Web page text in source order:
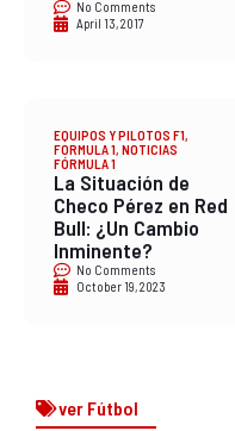
No Comments
April 13, 2017
EQUIPOS Y PILOTOS F1,
FORMULA 1, NOTICIAS
FÓRMULA 1
La Situación de
Checo Pérez en Red
Bull: ¿Un Cambio
Inminente?
No Comments
October 19, 2023
ver Fútbol